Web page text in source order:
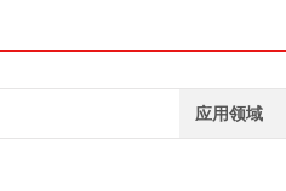
应用领域